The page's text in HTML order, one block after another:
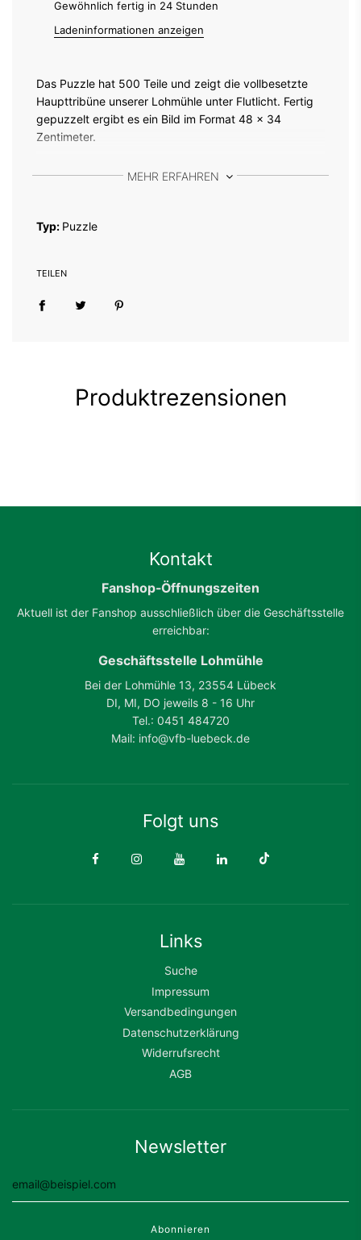
n
.
.
Gewöhnlich fertig in 24 Stunden
Ladeninformationen anzeigen
Das Puzzle hat 500 Teile und zeigt die vollbesetzte
Haupttribüne unserer Lohmühle unter Flutlicht. Fertig
gepuzzelt ergibt es ein Bild im Format 48 x 34
Zentimeter.
MEHR ERFAHREN
Typ: Puzzle
TEILEN
Produktrezensionen
Kontakt
Fanshop-Öffnungszeiten
Aktuell ist der Fanshop ausschließlich über die Geschäftsstelle
erreichbar:
Geschäftsstelle Lohmühle
Bei der Lohmühle 13, 23554 Lübeck
DI, MI, DO jeweils 8 - 16 Uhr
Tel.: 0451 484720
Mail: info@vfb-luebeck.de
Folgt uns
Links
Suche
Impressum
Versandbedingungen
Datenschutzerklärung
Widerrufsrecht
AGB
Newsletter